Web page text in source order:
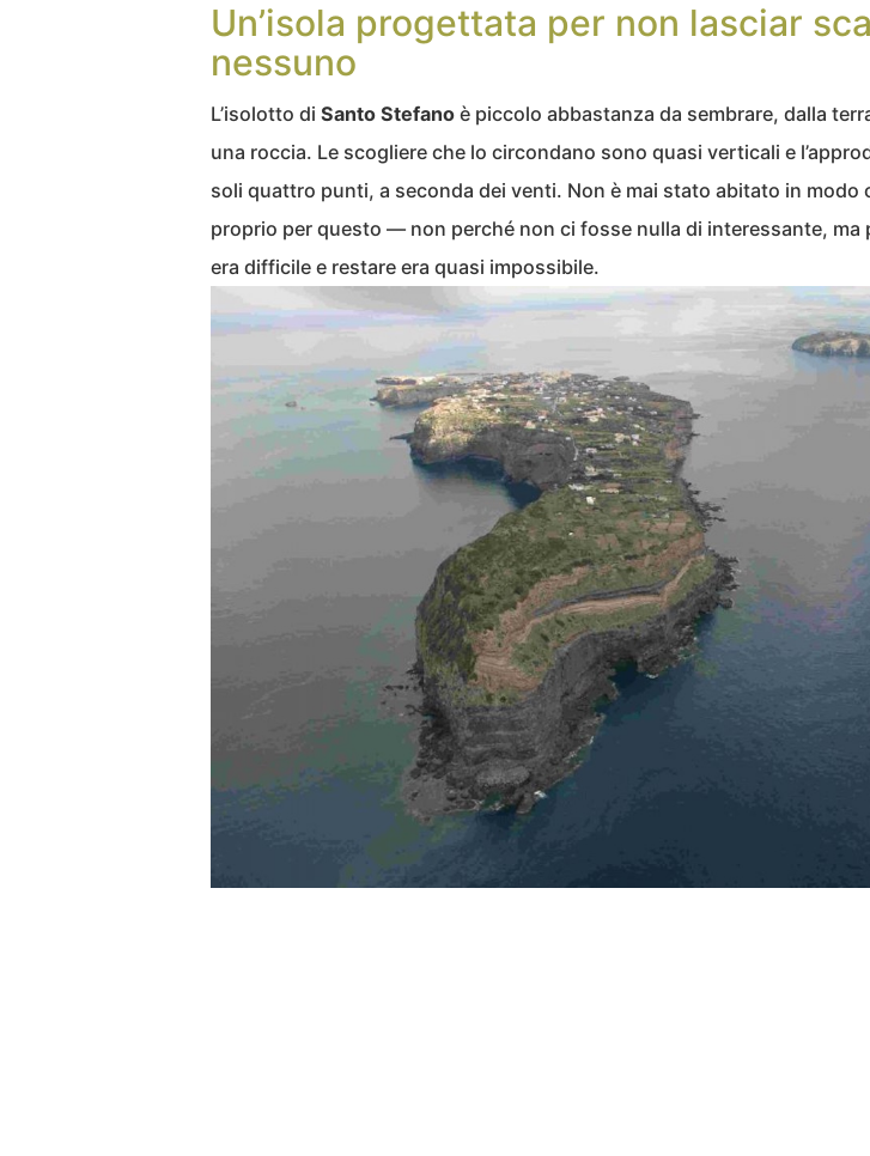
Un’isola progettata per non lasciar
nessuno
L’isolotto di Santo Stefano è piccolo abbastanza da sembrare, dalla
una roccia. Le scogliere che lo circondano sono quasi verticali e
soli quattro punti, a seconda dei venti. Non è mai stato abitato in modo
proprio per questo — non perché non ci fosse nulla di interessante, ma
era difficile e restare era quasi impossibile.